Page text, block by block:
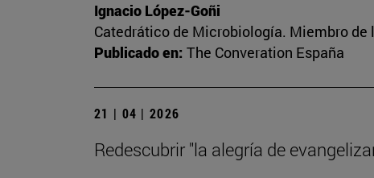
Ignacio López-Goñi
Catedrático de Microbiología. Miembro de
Publicado en: The Converation España
21 | 04 | 2026
Redescubrir "la alegría de